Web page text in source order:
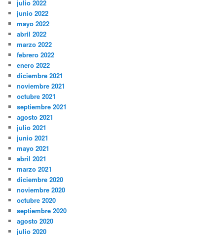
julio 2022
junio 2022
mayo 2022
abril 2022
marzo 2022
febrero 2022
enero 2022
diciembre 2021
noviembre 2021
octubre 2021
septiembre 2021
agosto 2021
julio 2021
junio 2021
mayo 2021
abril 2021
marzo 2021
diciembre 2020
noviembre 2020
octubre 2020
septiembre 2020
agosto 2020
julio 2020